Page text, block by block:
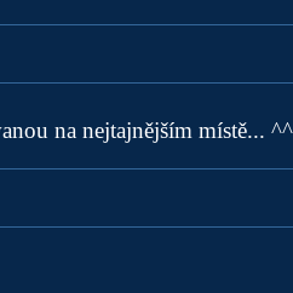
na nejtajnějším místě... ^^